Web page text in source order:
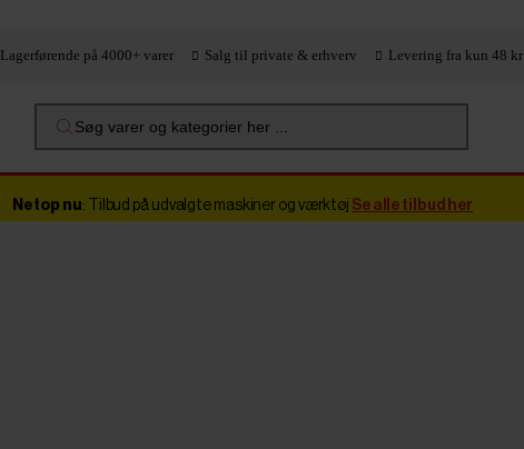
Lagerførende på 4000+ varer Salg til private & erhverv Levering fra kun 48 kr
Søg varer og kategorier her ...
Netop nu: Tilbud på udvalgte maskiner og værktøj Se alle tilbud her